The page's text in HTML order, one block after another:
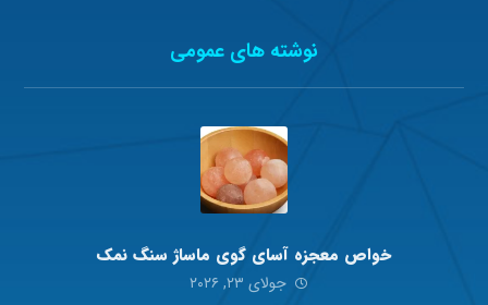
نوشته های عمومی
خواص معجزه آسای گوی ماساژ سنگ نمک
جولای ۲۳, ۲۰۲۶